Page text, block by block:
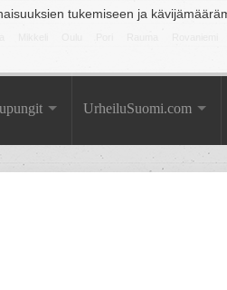
tukemiseen ja
UrheiluSuomi.com